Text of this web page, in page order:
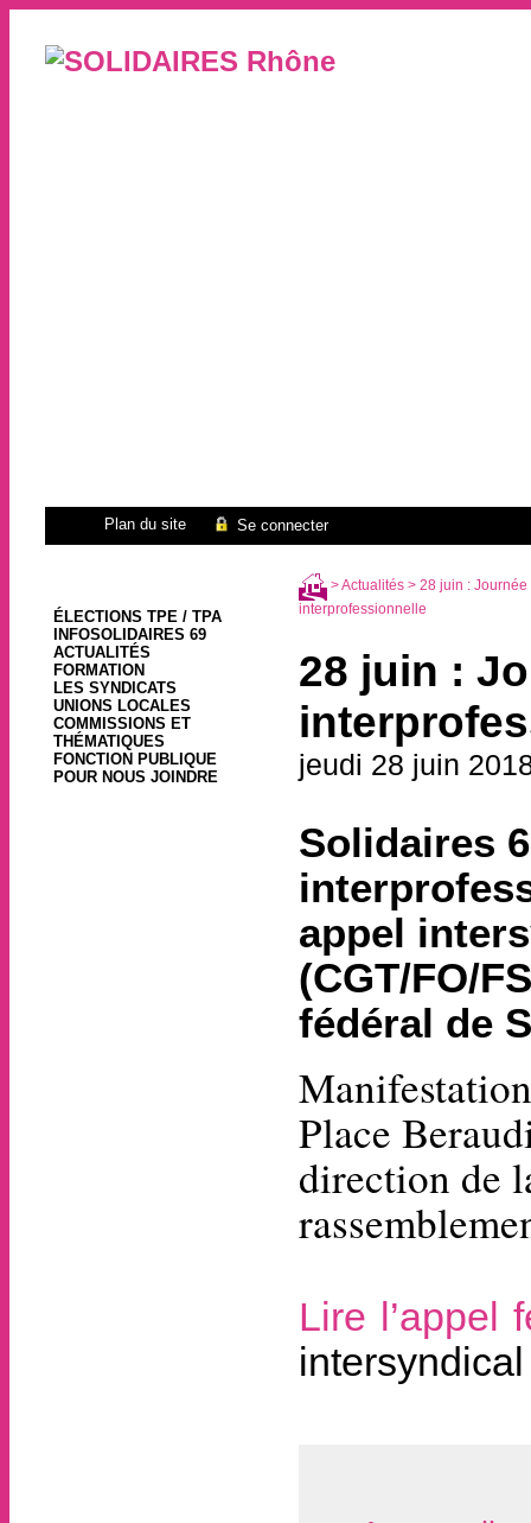
Plan du site Se connecter
ÉLECTIONS TPE / TPA
INFOSOLIDAIRES 69
ACTUALITÉS
FORMATION
LES SYNDICATS
UNIONS LOCALES
COMMISSIONS ET
THÉMATIQUES
FONCTION PUBLIQUE
POUR NOUS JOINDRE
>Actualités> 28 juin :
interprofessionnelle
28 juin :
jeudi 28 juin
Solidaires
appel
(CGT/FO/
fédéral de
Place
direction de
Lire l’appel